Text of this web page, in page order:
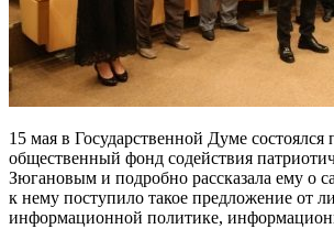
15 мая в Государственной Думе
общественный фонд содействия
Зюгановым и подробно рассказала ему о
к нему поступило такое предложение от
информационной политике,